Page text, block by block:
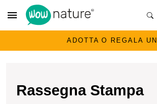
menu
ADOTTA O REGALA
Rassegna Stampa